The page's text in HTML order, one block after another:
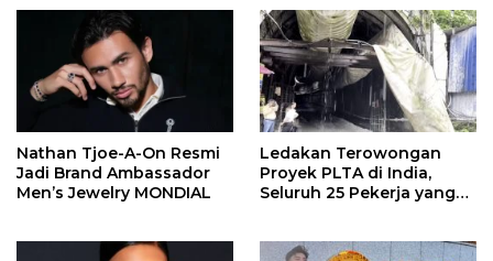
Nathan Tjoe-A-On Resmi
Jadi Brand Ambassador
Men’s Jewelry MONDIAL
Ledakan Terowongan
Proyek PLTA di India,
Seluruh 25 Pekerja yang